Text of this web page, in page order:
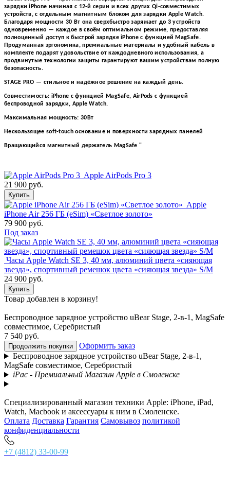
зарядки iPhone начиная с 12-й серии и всех других Qi-совместимых
устройств, с отдельным магнитным блоком для зарядки Apple Watch.
Благодаря мощности 30 Вт она сверхбыстро заряжает до 3 устройств
одновременно — каждое в своём оптимальном режиме, предоставляя
полноценный доступ к быстрой зарядке iPhone с функцией MagSafe.
Продуманная эргономика, премиальные материалы и удобный кабель в
комплекте подарят удовольствие от каждодневного использования, а
продвинутые технологии защиты гарантируют вашим устройствам полную
безопасность.
STAGE PRO — стильное и надёжное решение на каждый день.
Совместимость: iPhone с функцией MagSafe, AirPods с функцией
беспроводной зарядки, Apple Watch.
Максимальная мощность: 30Вт
Нескользящее soft-touch основание и поверхности зарядных панелей
Вращающийся магнитный держатель MagSafe "
Apple AirPods Pro 3
21 900 руб.
Купить
Apple
iPhone Air 256 ГБ (eSim) «Светлое золото»
79 900 руб.
Под заказ
Часы Apple Watch SE 3, 40 мм, алюминий цвета «сияющая
звезда», спортивный ремешок цвета «сияющая звезда» S/M
24 900 руб.
Купить
Товар добавлен в корзину!
Беспроводное зарядное устройство uBear Stage, 2-в-1, MagSafe
совместимое, Серебристый
7 540 руб.
Продолжить покупки
Оформить заказ
Беспроводное зарядное устройство uBear Stage, 2-в-1,
MagSafe совместимое, Серебристый
iPac - Премиальный Магазин Apple в Смоленске
Специализированный магазин техники Apple: iPhone, iPad,
Watch, Macbook и аксессуары к ним в Смоленске.
Оплата Доставка Гарантия Самовывоз политикой
конфиденциальности
+7 (4812) 33-00-99